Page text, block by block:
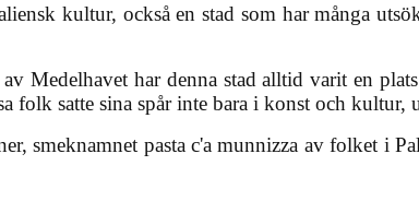
kultur, också en stad som har många
Medelhavet har denna stad alltid varit en
folk satte sina spår inte bara i konst och kultur,
smeknamnet pasta c'a munnizza av folket i